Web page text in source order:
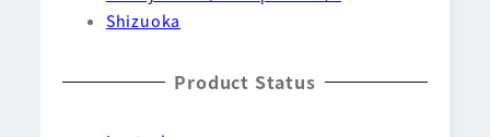
Shizuoka
Product Status